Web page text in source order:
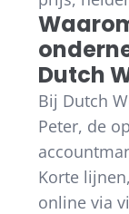
Dutch
Bij Dutch
Peter, de
Korte
online via